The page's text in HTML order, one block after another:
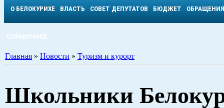
О БЕЛОКУРИХЕ ВЛАСТЬ СОВЕТ ДЕПУТАТОВ БЮДЖЕТ ОБРАЩЕНИЯ
СПРАВОЧНОЕ
Главная » Новости » Туризм и курорт
Школьники